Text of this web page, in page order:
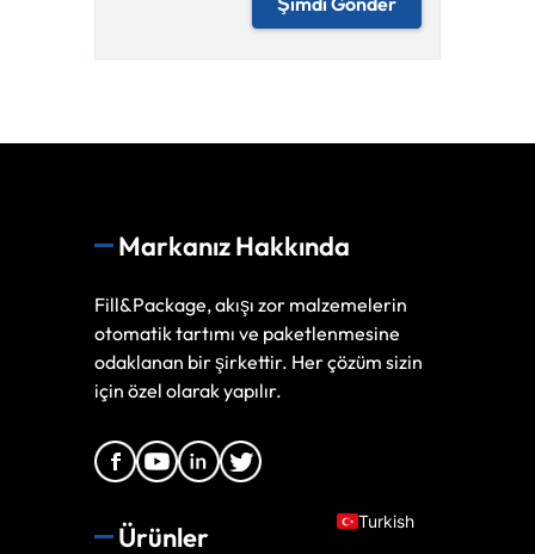
Markanız Hakkında
Fill&Package, akışı zor malzemelerin
otomatik tartımı ve paketlenmesine
odaklanan bir şirkettir. Her çözüm sizin
için özel olarak yapılır.
Ürünler Turkish
Arabic
Vietnamese